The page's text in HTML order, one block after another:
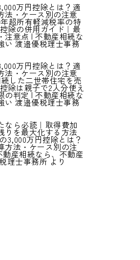
万円控除とは？適
法・ケース別の注意
年超所有軽減税率の特
除の併用ガイド｜最
注意点 | 不動産相続な
い 渡邉優税理士事務
万円控除とは？適
法・ケース別の注意
した二世帯住宅を売
除は親子で2人分使え
の判定 | 不動産相続な
い 渡邉優税理士事務
なら必読｜取得費加
りを最大化する方法
3,000万円控除とは？
方法・ケース別の注
動産相続なら、不動産
理士事務所より